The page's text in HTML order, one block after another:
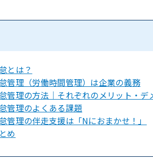
とは？
管理（労働時間管理）は企業の義務
管理の方法｜それぞれのメリット・デ
管理のよくある課題
管理の伴走支援は「Nにおまかせ！」
め